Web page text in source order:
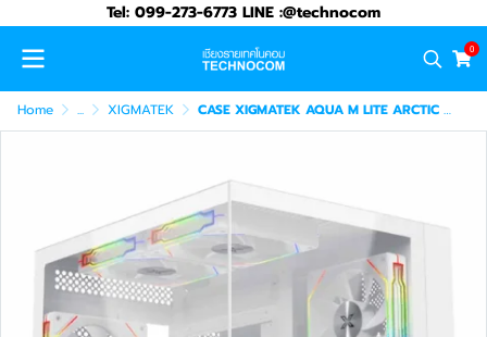
Tel: 099-273-6773 LINE :@technocom
0
Home ... XIGMATEK CASE XIGMATEK AQUA M LITE ARCTIC WHITE